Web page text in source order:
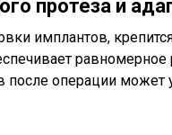
протеза и
имплантов,
равномерное
после операции может